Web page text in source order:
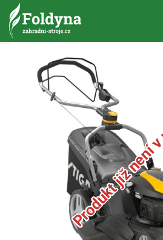
Zahradní traktory
Zahradní traktory
Zahradní ridery
Příslušenství
Benzínové sekačky
Benzínové sekačky s pojezdem
Produkt již